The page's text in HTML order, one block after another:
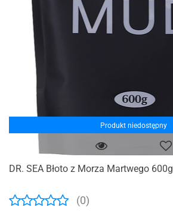
Produkt niedostępny
DR. SEA Błoto z Morza Martwego 600g
(0)